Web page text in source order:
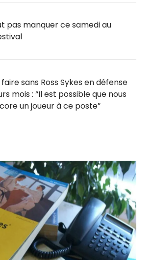
pas manquer ce samedi au
faire sans Ross Sykes en défense
mois : “Il est possible que nous
un joueur à ce poste”